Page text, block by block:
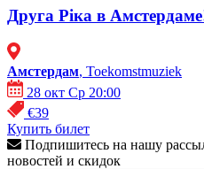
Друга Ріка в
Амстердам, Toekomstmuziek
28 окт Ср 20:00
€39
Купить билет
Подпишитесь на нашу
новостей и скидок